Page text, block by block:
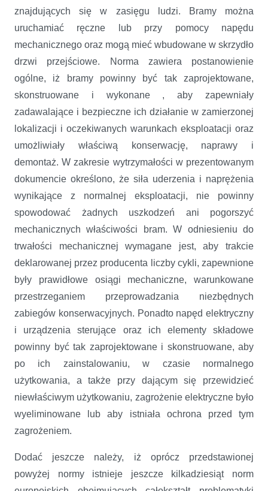
znajdujących się w zasięgu ludzi. Bramy można
uruchamiać ręczne lub przy pomocy napędu
mechanicznego oraz mogą mieć wbudowane w skrzydło
drzwi przejściowe. Norma zawiera postanowienie
ogólne, iż bramy powinny być tak zaprojektowane,
skonstruowane i wykonane , aby zapewniały
zadawalające i bezpieczne ich działanie w zamierzonej
lokalizacji i oczekiwanych warunkach eksploatacji oraz
umożliwiały właściwą konserwację, naprawy i
demontaż. W zakresie wytrzymałości w prezentowanym
dokumencie określono, że siła uderzenia i naprężenia
wynikające z normalnej eksploatacji, nie powinny
spowodować żadnych uszkodzeń ani pogorszyć
mechanicznych właściwości bram. W odniesieniu do
trwałości mechanicznej wymagane jest, aby trakcie
deklarowanej przez producenta liczby cykli, zapewnione
były prawidłowe osiągi mechaniczne, warunkowane
przestrzeganiem przeprowadzania niezbędnych
zabiegów konserwacyjnych. Ponadto napęd elektryczny
i urządzenia sterujące oraz ich elementy składowe
powinny być tak zaprojektowane i skonstruowane, aby
po ich zainstalowaniu, w czasie normalnego
użytkowania, a także przy dającym się przewidzieć
niewłaściwym użytkowaniu, zagrożenie elektryczne było
wyeliminowane lub aby istniała ochrona przed tym
zagrożeniem.
Dodać jeszcze należy, iż oprócz przedstawionej
powyżej normy istnieje jeszcze kilkadziesiąt norm